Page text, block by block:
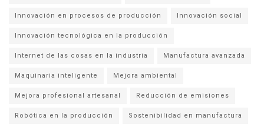
Innovación en procesos de producción Innovación social
Innovación tecnológica en la producción
Internet de las cosas en la industria Manufactura avanzada
Maquinaria inteligente Mejora ambiental
Mejora profesional artesanal Reducción de emisiones
Robótica en la producción Sostenibilidad en manufactura